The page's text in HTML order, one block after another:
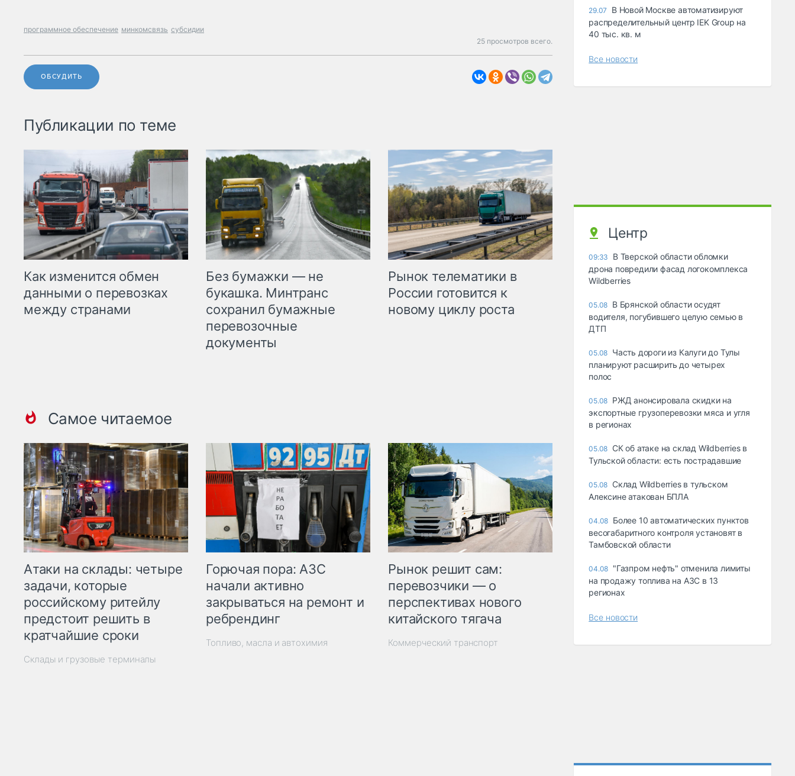
программное обеспечение минкомсвязь субсидии
25 просмотров всего.
ОБСУДИТЬ
Публикации по теме
Как изменится обмен
данными о перевозках
между странами
Без бумажки — не
букашка. Минтранс
сохранил бумажные
перевозочные
документы
Рынок телематики в
России готовится к
новому циклу роста
Самое читаемое
Атаки на склады: четыре
задачи, которые
российскому ритейлу
предстоит решить в
кратчайшие сроки
Склады и грузовые терминалы
Горючая пора: АЗС
начали активно
закрываться на ремонт и
ребрендинг
Топливо, масла и автохимия
Рынок решит сам:
перевозчики — о
перспективах нового
китайского тягача
Коммерческий транспорт
29.07
В Новой Москве автоматизируют
распределительный центр IEK Group на
40 тыс. кв. м
Все новости
Центр
09:33
В Тверской области обломки
дрона повредили фасад логокомплекса
Wildberries
05.08 В Брянской области осудят
водителя, погубившего целую семью в
ДТП
05.08 Часть дороги из Калуги до Тулы
планируют расширить до четырех
полос
05.08 РЖД анонсировала скидки на
экспортные грузоперевозки мяса и угля
в регионах
05.08 СК об атаке на склад Wildberries в
Тульской области: есть пострадавшие
05.08 Склад Wildberries в тульском
Алексине атакован БПЛА
04.08 Более 10 автоматических пунктов
весогабаритного контроля установят в
Тамбовской области
04.08 "Газпром нефть" отменила лимиты
на продажу топлива на АЗС в 13
регионах
Все новости